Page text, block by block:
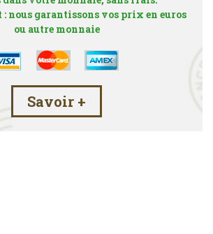
nous garantissons vos prix en euros
ou autre monnaie
Savoir +